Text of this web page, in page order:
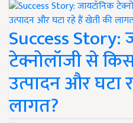
Success Story:
टेक्नोलॉजी से
उत्पादन और घटा
लागत?